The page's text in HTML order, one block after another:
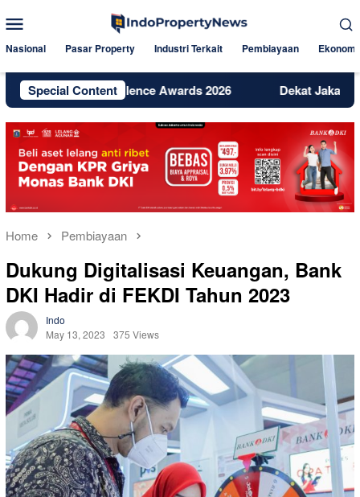
to
Menu
Nasional Pasar Property Industri Terkait Pembiayaan Ekonomi
Special Content
Excellence Awards 2026 Dekat Jakarta dan BSD,
Home Pembiayaan
Dukung Digitalisasi Keuangan, Bank
DKI Hadir di FEKDI Tahun 2023
Indo
May 13, 2023
375 Views